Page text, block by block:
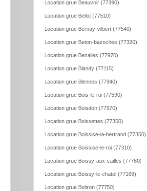
Location grue Beauvoir (77390)
Location grue Bellot (77510)
Location grue Bernay-vilbert (77540)
Location grue Beton-bazoches (77320)
Location grue Bezalles (77970)
Location grue Blandy (77115)
Location grue Blennes (77940)
Location grue Bois-le-roi (77590)
Location grue Boisdon (77970)
Location grue Boissettes (77350)
Location grue Boissise-la-bertrand (77350)
Location grue Boissise-le-roi (77310)
Location grue Boissy-aux-cailles (77760)
Location grue Boissy-le-chatel (77169)
Location grue Boitron (77750)